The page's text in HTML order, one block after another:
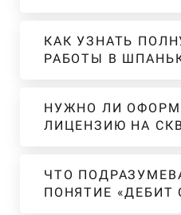
КАК УЗНАТЬ
РАБОТЫ В
НУЖНО ЛИ
ЛИЦЕНЗИЮ НА
ЧТО
ПОНЯТИЕ «ДЕБИТ